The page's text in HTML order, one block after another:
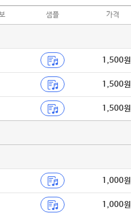
샘플 가격
1,500원
1,500원
1,500원
1,000원
1,000원